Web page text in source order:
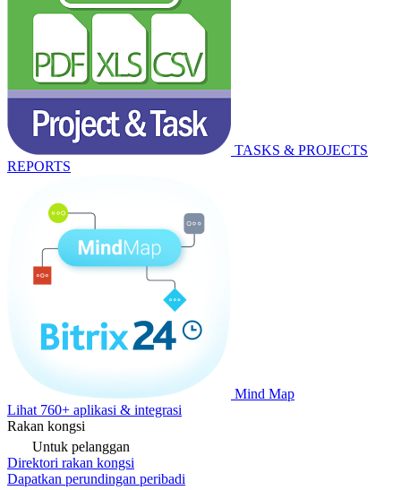
TASKS & PROJECTS
REPORTS
Mind Map
Lihat 760+ aplikasi & integrasi
Rakan kongsi
Untuk pelanggan
Direktori rakan kongsi
Dapatkan perundingan peribadi